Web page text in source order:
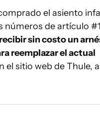
el asiento
números de artículo
sin costo un
reemplazar el actual
el sitio web de Thule,